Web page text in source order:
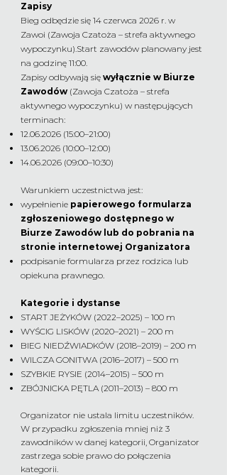
Zapisy
Bieg odbędzie się 14 czerwca 2026 r. w
Zawoi (Zawoja Czatoża – strefa aktywnego
wypoczynku).Start zawodów planowany jest
na godzinę 11:00.
Zapisy odbywają się wyłącznie w Biurze
Zawodów (Zawoja Czatoża – strefa
aktywnego wypoczynku) w następujących
terminach:
12.06.2026 (15:00–21:00)
13.06.2026 (10:00–12:00)
14.06.2026 (09:00–10:30)
Warunkiem uczestnictwa jest:
wypełnienie papierowego formularza
zgłoszeniowego dostępnego w
Biurze Zawodów lub do pobrania na
stronie internetowej Organizatora
podpisanie formularza przez rodzica lub
opiekuna prawnego.
Kategorie i dystanse
START JEŻYKÓW (2022–2025) – 100 m
WYŚCIG LISKÓW (2020–2021) – 200 m
BIEG NIEDŹWIADKÓW (2018–2019) – 200 m
WILCZA GONITWA (2016–2017) – 500 m
SZYBKIE RYSIE (2014–2015) – 500 m
ZBÓJNICKA PĘTLA (2011–2013) – 800 m
Organizator nie ustala limitu uczestników.
W przypadku zgłoszenia mniej niż 3
zawodników w danej kategorii, Organizator
zastrzega sobie prawo do połączenia
kategorii.